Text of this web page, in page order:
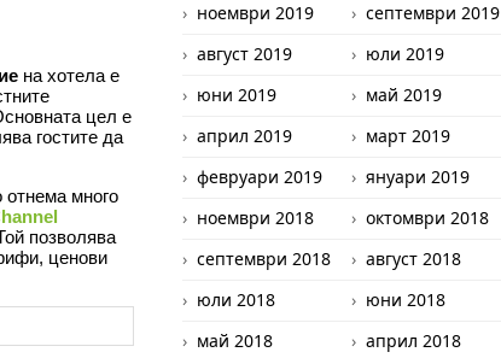
на хотела е
цел е
гостите да
отнема много
позволява
ценови
ноември 2019
септември 2019
август 2019
юли 2019
юни 2019
май 2019
април 2019
март 2019
февруари 2019
януари 2019
ноември 2018
октомври 2018
септември 2018
август 2018
юли 2018
юни 2018
май 2018
април 2018